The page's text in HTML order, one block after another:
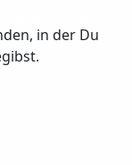
in der Du